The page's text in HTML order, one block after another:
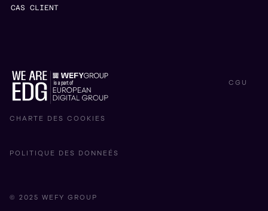
CAS CLIENT
© 2025 WEFY GROUP
CHARTE DES COOKIES
POLITIQUE DES DONNEÉS
CGU